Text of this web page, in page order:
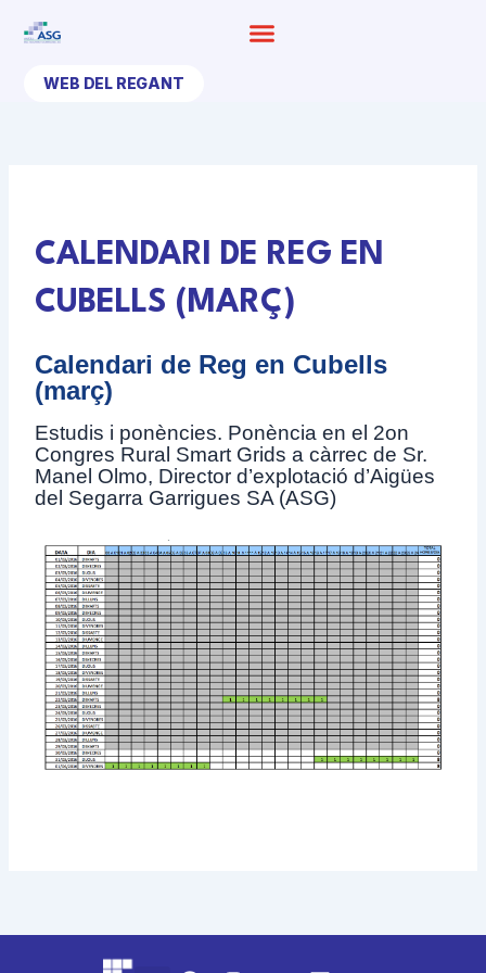
WEB DEL REGANT
CALENDARI DE REG EN
CUBELLS (MARÇ)
Calendari de Reg en Cubells
(març)
Estudis i ponències. Ponència en el 2on
Congres Rural Smart Grids a càrrec de Sr.
Manel Olmo, Director d’explotació d’Aigües
del Segarra Garrigues SA (ASG)